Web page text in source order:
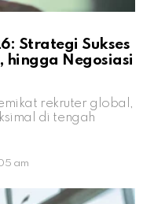
Strategi Sukses
hingga Negosiasi
rekruter global,
di tengah
am